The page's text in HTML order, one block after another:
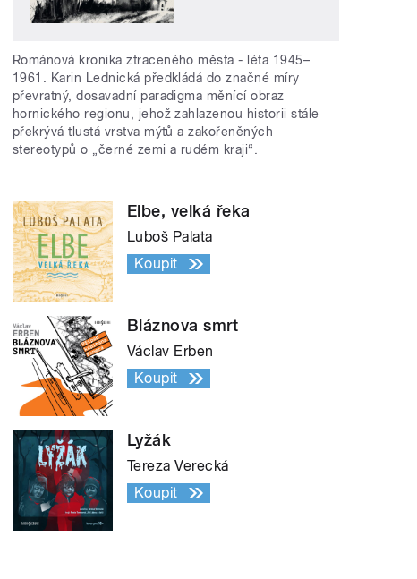
Románová kronika ztraceného města - léta 1945–
1961. Karin Lednická předkládá do značné míry
převratný, dosavadní paradigma měnící obraz
hornického regionu, jehož zahlazenou historii stále
překrývá tlustá vrstva mýtů a zakořeněných
stereotypů o „černé zemi a rudém kraji“.
Elbe, velká řeka
Luboš Palata
Koupit
Bláznova smrt
Václav Erben
Koupit
Lyžák
Tereza Verecká
Koupit